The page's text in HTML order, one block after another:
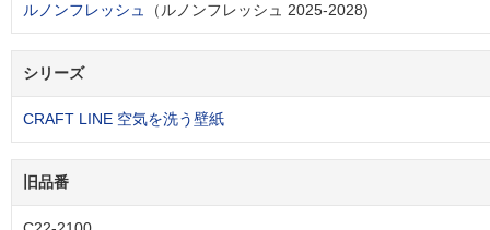
ルノンフレッシュ （ルノンフレッシュ 2025-2028)
シリーズ
CRAFT LINE 空気を洗う壁紙
旧品番